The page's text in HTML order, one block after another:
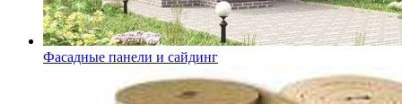
Фасадные панели и сайдинг